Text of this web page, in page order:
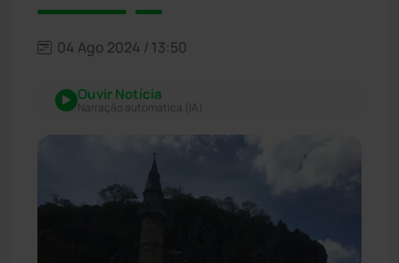
04 Ago 2024 / 13:50
Ouvir Notícia
Narração automática (IA)